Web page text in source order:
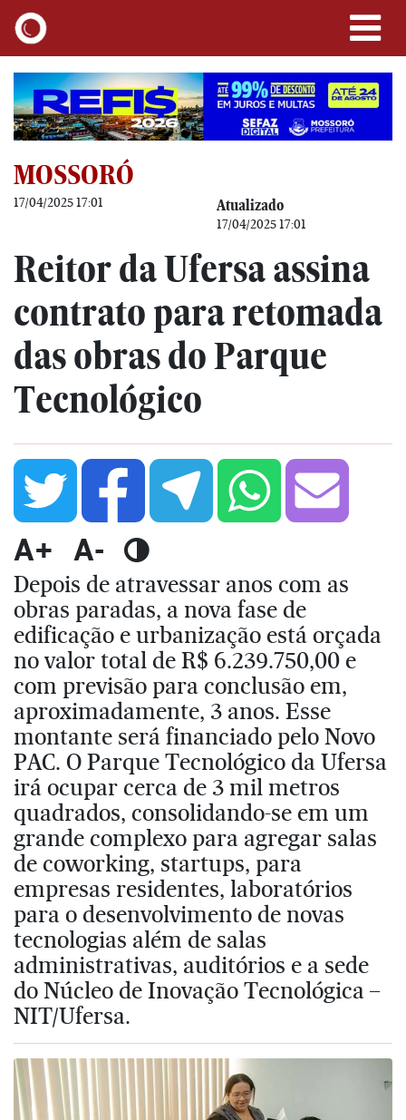
MOSSORÓ
17/04/2025 17:01 Atualizado
17/04/2025 17:01
Reitor da Ufersa assina
contrato para retomada
das obras do Parque
Tecnológico
A+ A-
Depois de atravessar anos com as
obras paradas, a nova fase de
edificação e urbanização está orçada
no valor total de R$ 6.239.750,00 e
com previsão para conclusão em,
aproximadamente, 3 anos. Esse
montante será financiado pelo Novo
PAC. O Parque Tecnológico da Ufersa
irá ocupar cerca de 3 mil metros
quadrados, consolidando-se em um
grande complexo para agregar salas
de coworking, startups, para
empresas residentes, laboratórios
para o desenvolvimento de novas
tecnologias além de salas
administrativas, auditórios e a sede
do Núcleo de Inovação Tecnológica –
NIT/Ufersa.